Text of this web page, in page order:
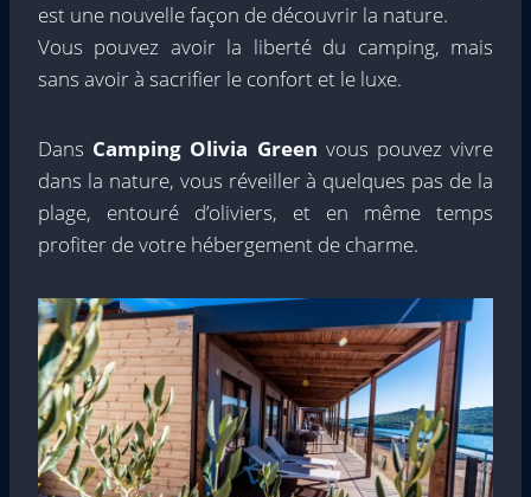
est une nouvelle façon de découvrir la nature.
Vous pouvez avoir la liberté du camping, mais
sans avoir à sacrifier le confort et le luxe.
Dans Camping Olivia Green vous pouvez vivre
dans la nature, vous réveiller à quelques pas de la
plage, entouré d’oliviers, et en même temps
profiter de votre hébergement de charme.